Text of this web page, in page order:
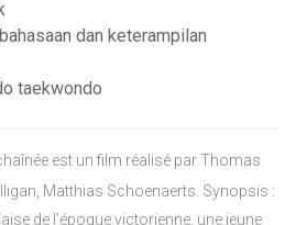
dan keterampilan
taekwondo
est un film réalisé par Thomas
Matthias Schoenaerts. Synopsis :
de l’époque victorienne, une jeune